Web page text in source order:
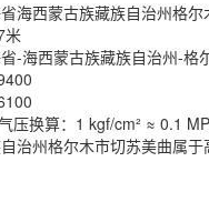
海西蒙古族藏族自治州格尔
米
-海西蒙古族藏族自治州-格
压换算：1 kgf/cm² ≈ 0.1
治州格尔木市切苏美曲属